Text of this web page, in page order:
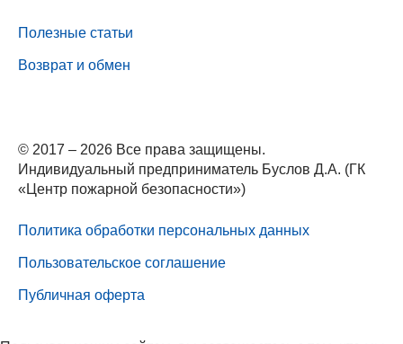
Полезные статьи
Возврат и обмен
© 2017 – 2026 Все права защищены.
Индивидуальный предприниматель Буслов Д.А. (ГК
«Центр пожарной безопасности»)
Политика обработки персональных данных
Пользовательское соглашение
Публичная оферта